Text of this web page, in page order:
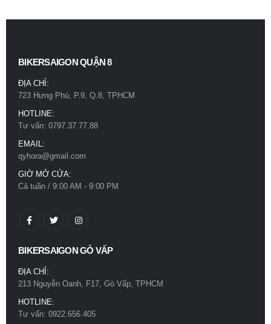
BIKERSAIGON QUẬN 8
ĐỊA CHỈ:
723 Hưng Phú, P.9, Q.8, TPHCM
HOTLINE:
Tư vấn: 0797.37.77.88
EMAIL:
qyhora@gmail.com
GIỜ MỞ CỬA:
Cả tuần / 9:00 AM - 9:00 PM
BIKERSAIGON GÒ VẤP
ĐỊA CHỈ:
213 Nguyễn Oanh, F17, Gò Vấp, TPHCM
HOTLINE:
Tư vấn: 0922.656.405